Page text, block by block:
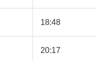
18:48
20:17